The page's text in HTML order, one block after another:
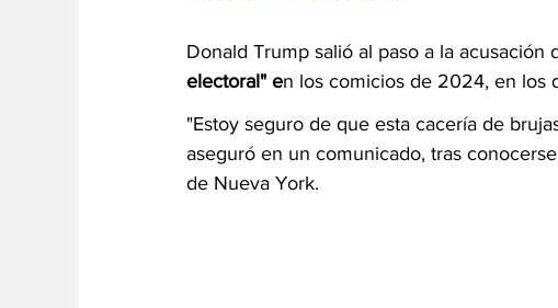
Donald Trump salió al paso a la acusación
electoral" en los comicios de 2024, en los
"Estoy seguro de que esta cacería de
aseguró en un comunicado, tras
de Nueva York.